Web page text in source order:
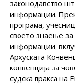
законодавство
информации.
програма,
своето знаење за
информации,
Архуската
конвенција за
судска пракса на